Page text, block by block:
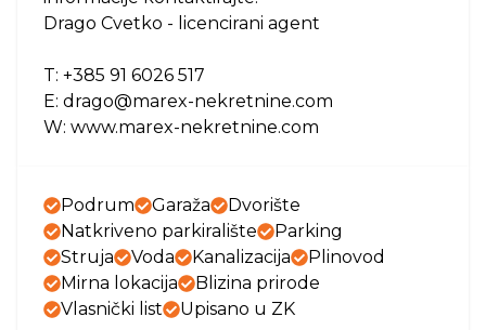
Drago Cvetko - licencirani agent
T: +385 91 6026 517
E: drago@marex-nekretnine.com
W: www.marex-nekretnine.com
Podrum Garaža
Dvorište
Natkriveno parkiralište
Parking
Struja
Voda Kanalizacija
Plinovod
Mirna lokacija
Blizina prirode
Vlasnički list
Upisano u ZK